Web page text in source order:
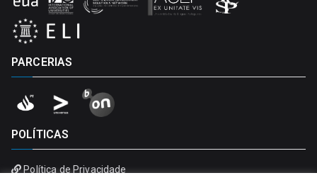
PARCERIAS
POLÍTICAS
Política de Privacidade